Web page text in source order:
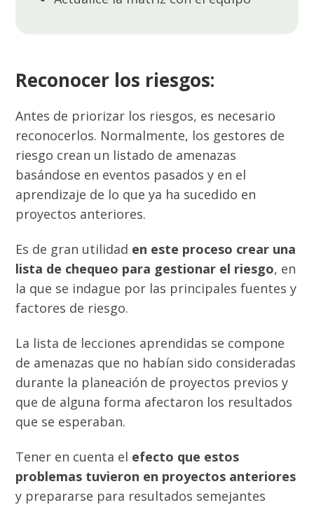
Reconocer los riesgos:
Antes de priorizar los riesgos, es necesario
reconocerlos. Normalmente, los gestores de
riesgo crean un listado de amenazas
basándose en eventos pasados y en el
aprendizaje de lo que ya ha sucedido en
proyectos anteriores.
Es de gran utilidad en este proceso crear una
lista de chequeo para gestionar el riesgo, en
la que se indague por las principales fuentes y
factores de riesgo.
La lista de lecciones aprendidas se compone
de amenazas que no habían sido consideradas
durante la planeación de proyectos previos y
que de alguna forma afectaron los resultados
que se esperaban.
Tener en cuenta el efecto que estos
problemas tuvieron en proyectos anteriores
y prepararse para resultados semejantes